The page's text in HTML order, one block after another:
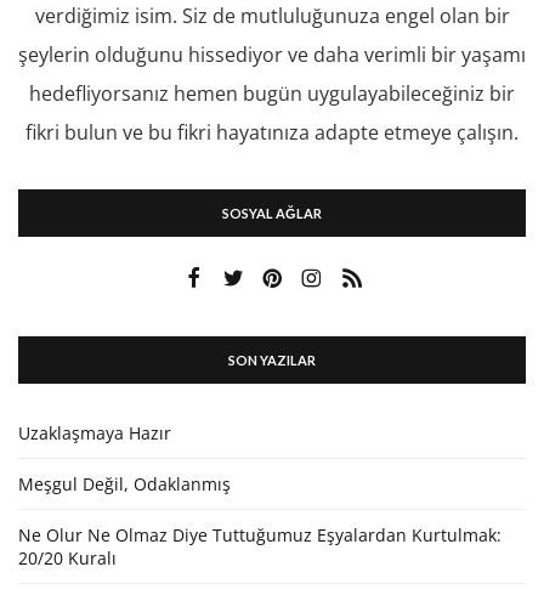
verdiğimiz isim. Siz de mutluluğunuza engel olan bir
şeylerin olduğunu hissediyor ve daha verimli bir yaşamı
hedefliyorsanız hemen bugün uygulayabileceğiniz bir
fikri bulun ve bu fikri hayatınıza adapte etmeye çalışın.
SOSYAL AĞLAR
SON YAZILAR
Uzaklaşmaya Hazır
Meşgul Değil, Odaklanmış
Ne Olur Ne Olmaz Diye Tuttuğumuz Eşyalardan Kurtulmak:
20/20 Kuralı